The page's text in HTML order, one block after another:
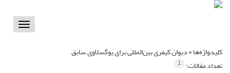
Toggle
کلیدواژه‌ها =دیوان کیفری بین‌المللی برای یوگسلاوی سابق
تعداد مقالات: 1